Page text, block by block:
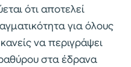
ότι αποτελεί
για όλους
να περιγράψει
στα έδρανα